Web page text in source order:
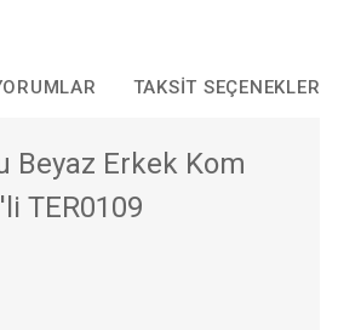
TAKSIT SEÇENEKLERI
Beyaz Erkek Kom
TER0109